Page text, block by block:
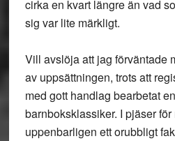
cirka en kvart längre än vad
sig var lite märkligt.
Vill avslöja att jag förväntade
av uppsättningen, trots att
med gott handlag bearbetat
barnboksklassiker. I pjäser
uppenbarligen ett orubbligt